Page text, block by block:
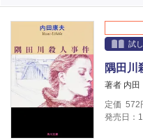
試
隅田川
著者 内
定価 572
発売日：